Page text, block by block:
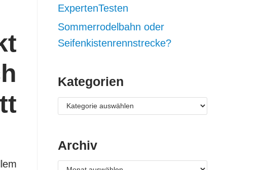
ExpertenTesten
Sommerrodelbahn oder
Seifenkistenrennstrecke?
Kategorien
Archiv